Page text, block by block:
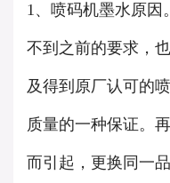
1、喷码机墨水原
不到之前的要求，
及得到原厂认可的
质量的一种保证。
而引起，更换同一